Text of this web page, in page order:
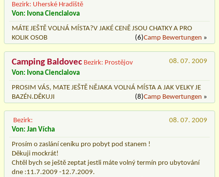
Bezirk: Uherské Hradiště
Von: Ivona Ciencialova
MÁTE JEŠTĚ VOLNÁ MÍSTA?V JAKÉ CENĚ JSOU CHATKY A PRO
KOLIK OSOB
(6)Camp Bewertungen »
Camping Baldovec Bezirk: Prostějov
08. 07. 2009
Von: Ivona Ciencialova
PROSIM VÁS, MATE JEŠTĚ NĚJAKA VOLNÁ MÍSTA A JAK VELKY JE
BAZÉN.DĚKUJI
(8)Camp Bewertungen »
Bezirk:
08. 07. 2009
Von: Jan Vícha
Prosím o zaslání ceníku pro pobyt pod stanem !
Děkuji mockrát!
Chtěl bych se ještě zeptat jestli máte volný termín pro ubytování
dne :11.7.2009 -12.7.2009.